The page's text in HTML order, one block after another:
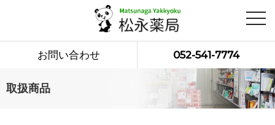
052-541-7774
お問い合わせ
取扱商品